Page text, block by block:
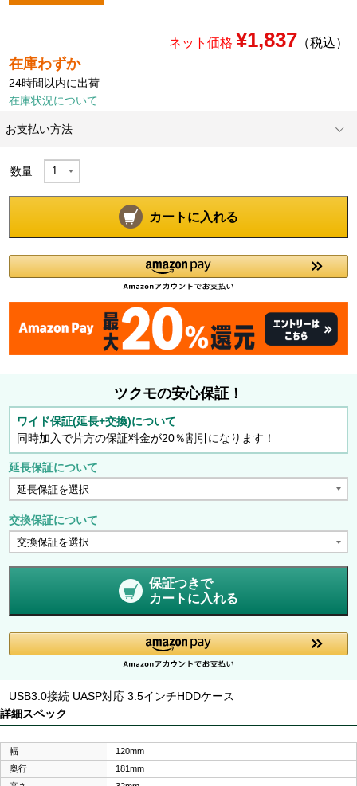
ネット価格 ¥1,837 （税込）
在庫わずか
24時間以内に出荷
在庫状況について
お支払い方法
数量
カートに入れる
ツクモの安心保証！
ワイド保証(延長+交換)について
同時加入で片方の保証料金が20％割引になります！
延長保証について
交換保証について
保証つきで
カートに入れる
USB3.0接続 UASP対応 3.5インチHDDケース
詳細スペック
幅
120mm
奥行
181mm